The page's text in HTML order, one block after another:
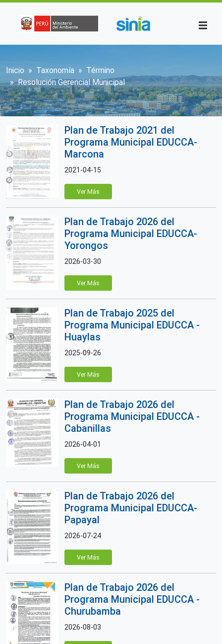
Sobrescribir enlaces de ayuda a la
Inicio Taxonomía
Término
Resolución Gerencial Municipal
Plan de Trabajo 2021 del
Programa Municipal EDUCCA-
Marcona
2021-04-15
Ver Más
Plan de Trabajo 2026 del
Programa Municipal EDUCCA-
Yorongos
2026-03-30
Ver Más
Plan de Trabajo 2025 del
Programa Municipal EDUCCA -
Huaylas
2025-09-26
Ver Más
Plan de Trabajo 2026 del
Programa Municipal EDUCCA -
Cabanillas
2026-04-01
Ver Más
Plan de Trabajo 2026 del
Programa Municipal EDUCCA-
Papayal
2026-07-24
Ver Más
Plan de Trabajo 2026 del
Programa Municipal EDUCCA -
Churubamba
2026-08-03